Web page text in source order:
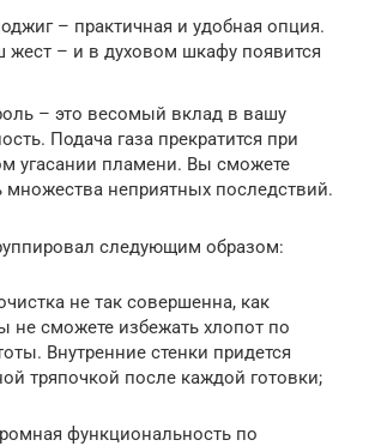
– практичная и удобная опция.
жест – и в духовом шкафу появится
– это весомый вклад в вашу
Подача газа прекратится при
угасании пламени. Вы сможете
множества неприятных последствий.
следующим образом:
не так совершенна, как
не сможете избежать хлопот по
Внутренние стенки придется
тряпочкой после каждой готовки;
функциональность по